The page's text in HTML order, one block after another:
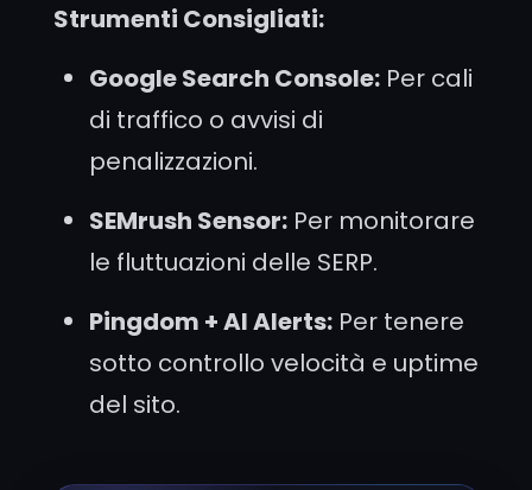
Strumenti Consigliati:
Google Search Console:Per cali
di traffico o avvisi di
penalizzazioni.
SEMrush Sensor:Per monitorare
le fluttuazioni delle SERP.
Pingdom + AI Alerts:Per tenere
sotto controllo velocità e uptime
del sito.